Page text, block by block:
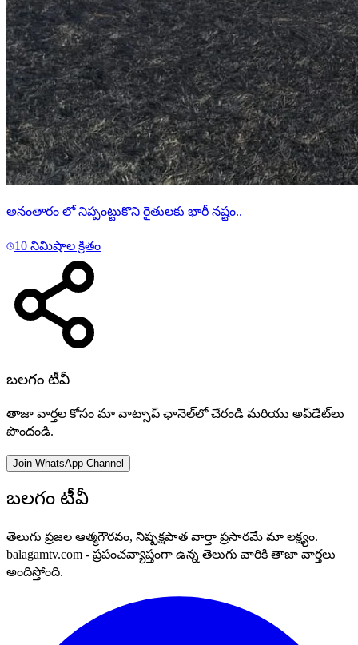
అనంతారం లో నిప్పంట్టుకొని రైతులకు భారీ నష్టం..
10 నిమిషాల క్రితం
బలగం టీవీ
తాజా వార్తల కోసం మా వాట్సాప్ ఛానెల్‌లో చేరండి మరియు అప్‌డేట్‌లు
పొందండి.
Join WhatsApp Channel
బలగం టీవీ
తెలుగు ప్రజల ఆత్మగౌరవం, నిష్పక్షపాత వార్తా ప్రసారమే మా లక్ష్యం.
balagamtv.com - ప్రపంచవ్యాప్తంగా ఉన్న తెలుగు వారికి తాజా వార్తలు
అందిస్తోంది.